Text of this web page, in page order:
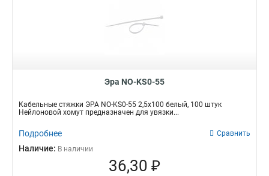
Эра NO-KS0-55
Кабельные стяжки ЭРА NO-KS0-55 2,5х100 белый, 100 штук
Нейлоновой хомут предназначен для увязки...
Подробнее Сравнить
Наличие: В наличии
36,30 ₽